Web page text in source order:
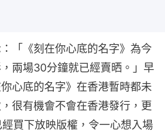
「《刻在你心底的名字》為今
兩場30分鐘就已經賣晒。」早
心底的名字》在香港暫時都未
很有機會不會在香港發行，更
買下放映版權，令一心想入場